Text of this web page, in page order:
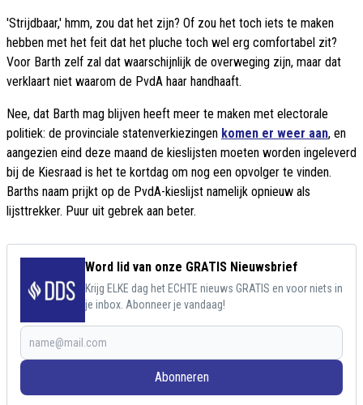
'Strijdbaar,' hmm, zou dat het zijn? Of zou het toch iets te maken
hebben met het feit dat het pluche toch wel erg comfortabel zit?
Voor Barth zelf zal dat waarschijnlijk de overweging zijn, maar dat
verklaart niet waarom de PvdA haar handhaaft.
Nee, dat Barth mag blijven heeft meer te maken met electorale
politiek: de provinciale statenverkiezingen komen er weer aan, en
aangezien eind deze maand de kieslijsten moeten worden ingeleverd
bij de Kiesraad is het te kortdag om nog een opvolger te vinden.
Barths naam prijkt op de PvdA-kieslijst namelijk opnieuw als
lijsttrekker. Puur uit gebrek aan beter.
Word lid van onze GRATIS Nieuwsbrief
Krijg ELKE dag het ECHTE nieuws GRATIS en voor niets in
je inbox. Abonneer je vandaag!
Abonneren